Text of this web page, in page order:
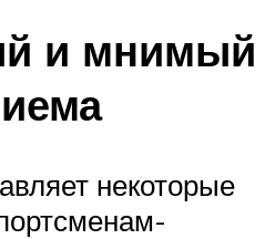
и мнимый
некоторые